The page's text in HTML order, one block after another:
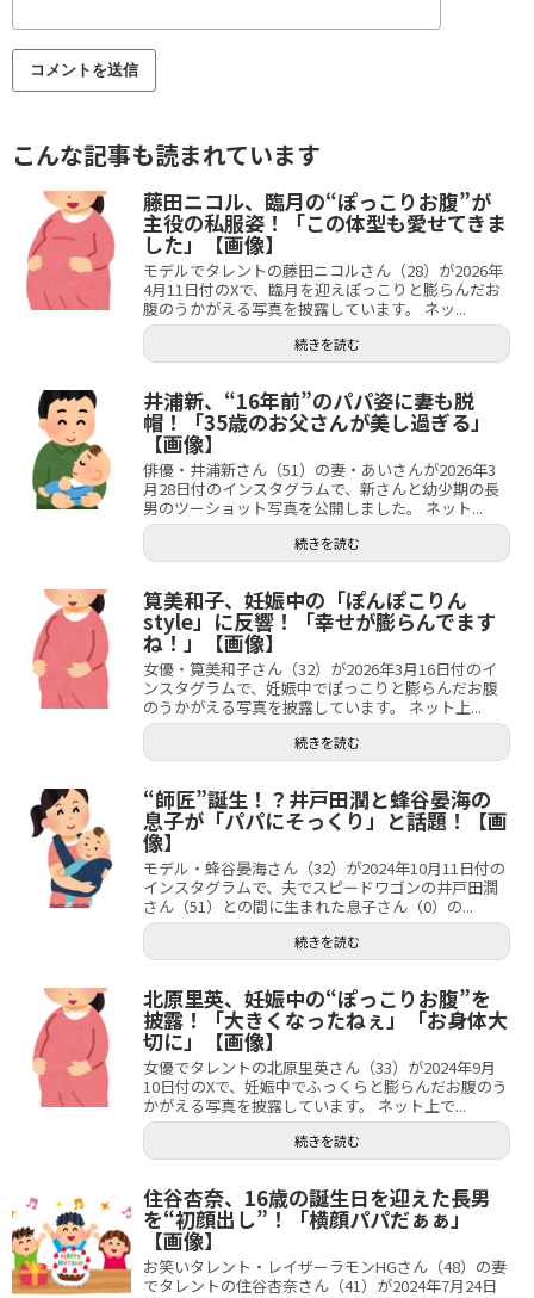
こんな記事も読まれています
藤田ニコル、臨月の“ぽっこりお腹”が
主役の私服姿！「この体型も愛せてきま
した」【画像】
モデルでタレントの藤田ニコルさん（28）が2026年
4月11日付のXで、臨月を迎えぽっこりと膨らんだお
腹のうかがえる写真を披露しています。 ネッ...
続きを読む
井浦新、“16年前”のパパ姿に妻も脱
帽！「35歳のお父さんが美し過ぎる」
【画像】
俳優・井浦新さん（51）の妻・あいさんが2026年3
月28日付のインスタグラムで、新さんと幼少期の長
男のツーショット写真を公開しました。 ネット...
続きを読む
筧美和子、妊娠中の「ぽんぽこりん
style」に反響！「幸せが膨らんでます
ね！」【画像】
女優・筧美和子さん（32）が2026年3月16日付のイ
ンスタグラムで、妊娠中でぽっこりと膨らんだお腹
のうかがえる写真を披露しています。 ネット上...
続きを読む
“師匠”誕生！？井戸田潤と蜂谷晏海の
息子が「パパにそっくり」と話題！【画
像】
モデル・蜂谷晏海さん（32）が2024年10月11日付の
インスタグラムで、夫でスピードワゴンの井戸田潤
さん（51）との間に生まれた息子さん（0）の...
続きを読む
北原里英、妊娠中の“ぽっこりお腹”を
披露！「大きくなったねぇ」「お身体大
切に」【画像】
女優でタレントの北原里英さん（33）が2024年9月
10日付のXで、妊娠中でふっくらと膨らんだお腹のう
かがえる写真を披露しています。 ネット上で...
続きを読む
住谷杏奈、16歳の誕生日を迎えた長男
を“初顔出し”！「横顔パパだぁぁ」
【画像】
お笑いタレント・レイザーラモンHGさん（48）の妻
でタレントの住谷杏奈さん（41）が2024年7月24日